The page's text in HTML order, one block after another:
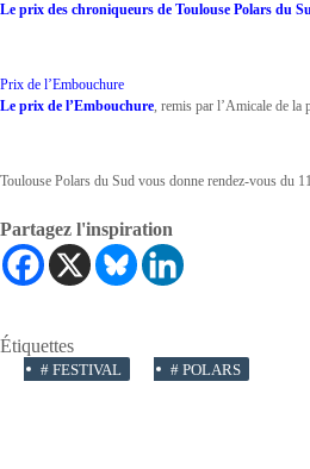
Le prix des chroniqueurs de Toulouse Polars du
Prix de l’Embouchure
Le prix de l’Embouchure, remis par l’Amicale de la
Toulouse Polars du Sud vous donne rendez‐vous du
Partagez l'inspiration
Étiquettes
# FESTIVAL # POLARS